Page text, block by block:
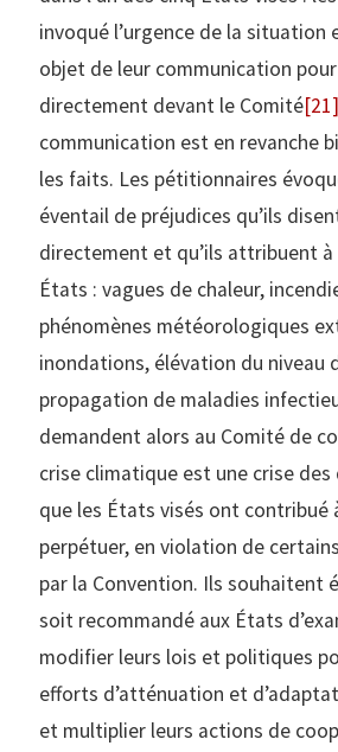
invoqué l’urgence de la situation
objet de leur communication
directement devant le Comité[21]
communication est en revanche
les faits. Les pétitionnaires
éventail de préjudices qu’ils
directement et qu’ils attribuent à
États : vagues de chaleur,
phénomènes météorologiques
inondations, élévation du niveau
propagation de maladies
demandent alors au Comité de
crise climatique est une crise
que les États visés ont contribué
perpétuer, en violation de
par la Convention. Ils souhaitent
soit recommandé aux États
modifier leurs lois et politiques
efforts d’atténuation et
et multiplier leurs actions de